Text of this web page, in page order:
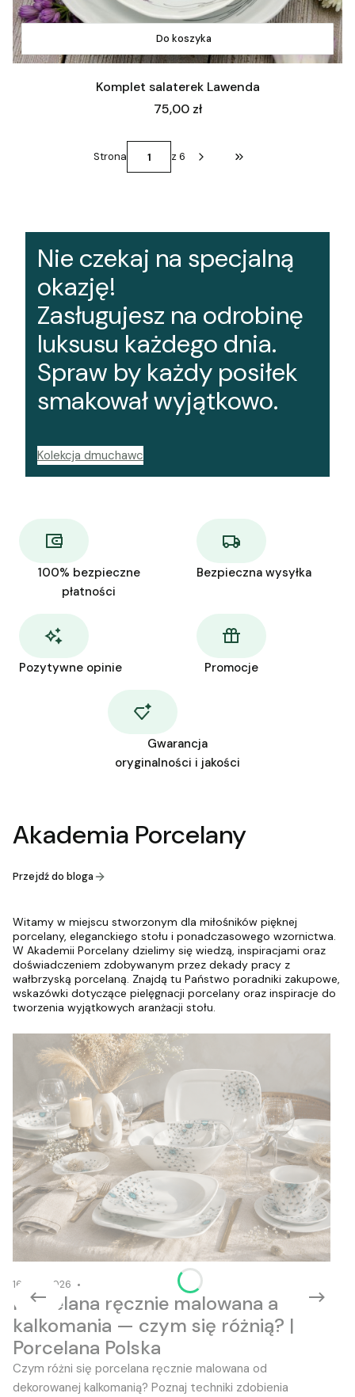
Do koszyka
Komplet salaterek Lawenda
Cena
75,00 zł
Strona z 6 Przejdź do ostatniej
Nie czekaj na specjalną
okazję!
Zasługujesz na odrobinę
luksusu każdego dnia.
Spraw by każdy posiłek
smakował wyjątkowo.
Kolekcja dmuchawc
100% bezpieczne
płatności
Bezpieczna wysyłka
Pozytywne opinie Promocje
Gwarancja
oryginalności i jakości
Akademia Porcelany
Przejdź do bloga
Witamy w miejscu stworzonym dla miłośników pięknej
porcelany, eleganckiego stołu i ponadczasowego wzornictwa.
W Akademii Porcelany dzielimy się wiedzą, inspiracjami oraz
doświadczeniem zdobywanym przez dekady pracy z
wałbrzyską porcelaną. Znajdą tu Państwo poradniki zakupowe,
wskazówki dotyczące pielęgnacji porcelany oraz inspiracje do
tworzenia wyjątkowych aranżacji stołu.
16-06-2026
Porcelana ręcznie malowana a
kalkomania — czym się różnią? |
Porcelana Polska
Czym różni się porcelana ręcznie malowana od
dekorowanej kalkomanią? Poznaj techniki zdobienia